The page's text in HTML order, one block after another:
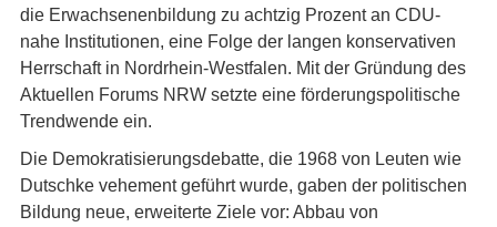
die Erwachsenenbildung zu achtzig Prozent an CDU-
nahe Institutionen, eine Folge der langen konservativen
Herrschaft in Nordrhein-Westfalen. Mit der Gründung des
Aktuellen Forums NRW setzte eine förderungspolitische
Trendwende ein.
Die Demokratisierungsdebatte, die 1968 von Leuten wie
Dutschke vehement geführt wurde, gaben der politischen
Bildung neue, erweiterte Ziele vor: Abbau von